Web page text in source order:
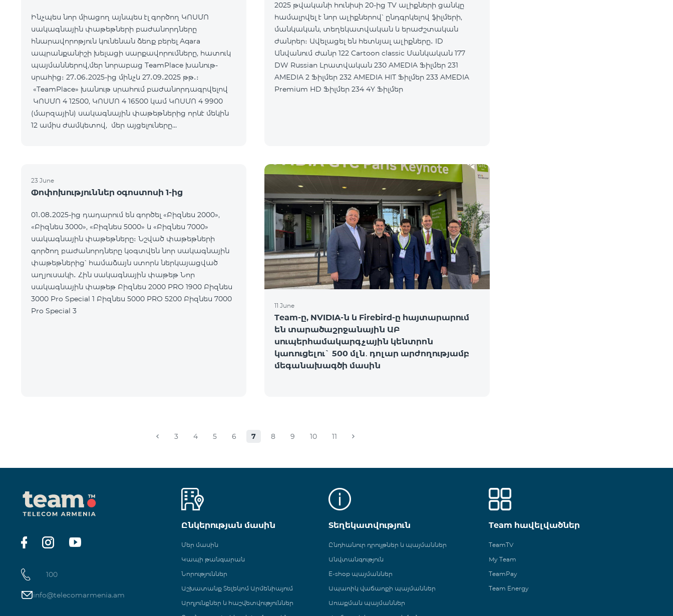
Ինչպես նոր միացող այնպես էլ գործող ԿՈՍՄՈ
սակագնային փաթեթների բաժանորդները
հնարավորոթյուն կունենան ձեռք բերել Aqara
ապրանքանիշի խելացի սարքավորումները, հատուկ
պայմաններով,մեր նորաբաց TeamPlace խանութ-
սրահից։ 27․06․2025-ից մինչև 27․09․2025 թթ․։
«TeamPlace» խանութ սրահում բաժանորդագրվելով
ԿՈՍՄՈ 4 12500, ԿՈՍՄՈ 4 16500 կամ ԿՈՍՄՈ 4 9900
(մարզային) սակագնային փաթեթներից որևէ մեկին
12 ամիս ժամկետով, մեր այցելուները
2025 թվականի հունիսի 20-ից TV ալիքների ցանկը
համալրվել է նոր ալիքներով՝ ընդգրկելով ֆիլմերի,
մանկական, տեղեկատվական և երաժշտական
ժանրեր։ Ավելացել են հետևյալ ալիքները․ ID
Անվանում Ժանր 122 Cartoon classic Մանկական 177
DW Russian Լրատվական 230 AMEDIA Ֆիլմեր 231
AMEDIA 2 Ֆիլմեր 232 AMEDIA HIT Ֆիլմեր 233 AMEDIA
Premium HD Ֆիլմեր 234 4Y Ֆիլմեր
23 June
Փոփոխություններ օգոստոսի 1-ից
01․08․2025-ից դադարում են գործել «Բիզնես 2000»,
«Բիզնես 3000», «Բիզնես 5000» և «Բիզնես 7000»
սակագնային փաթեթները։ Նշված փաթեթների
գործող բաժանորդները կօգտվեն նոր սակագնային
փաթեթներից՝ համաձայն ստորև ներկայացված
աղյուսակի․ Հին սակագնային փաթեթ Նոր
սակագնային փաթեթ Բիզնես 2000 PRO 1900 Բիզնես
3000 Pro Special 1 Բիզնես 5000 PRO 5200 Բիզնես 7000
Pro Special 3
11 June
Team-ը, NVIDIA-ն և Firebird-ը հայտարարում
են տարածաշրջանային ԱԲ
սուպերհամակարգչային կենտրոն
կառուցելու` 500 մլն․ դոլար արժողությամբ
մեգանախագծի մասին
3 4 5 6 7 8 9 10 11
100
info@telecomarmenia.am
Ընկերության մասին
Մեր մասին
Կապի թանգարան
Նորություններ
Աշխատանք Տելեկոմ Արմենիայում
Արդյունքներ և հաշվետվություններ
Տեղեկատվություն
Ընդհանուր դրույթներ և պայմաններ
Անվտանգություն
E-shop պայմաններ
Ապառիկ վաճառքի պայմաններ
Առաքման պայմաններ
Team հավելվածներ
TeamTV
My Team
TeamPay
Team Energy